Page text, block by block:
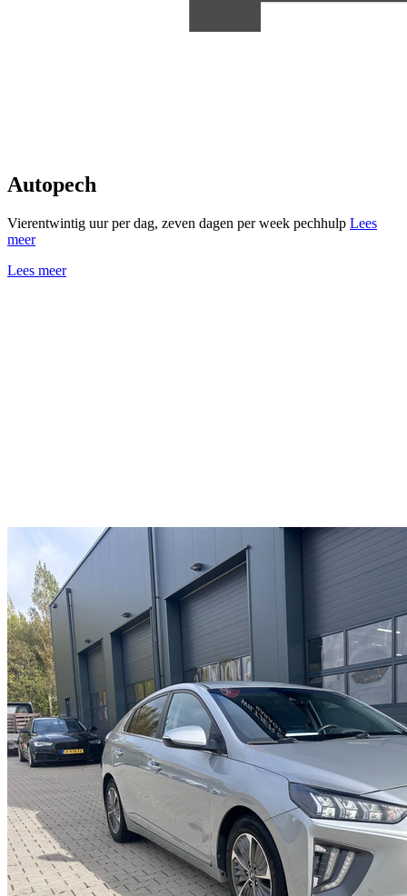
Autopech
Vierentwintig uur per dag, zeven dagen per week pechhulp Lees
meer
Lees meer